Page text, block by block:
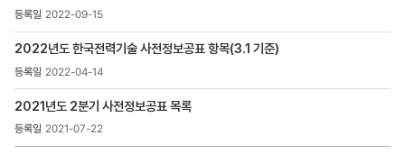
2022-09-15
2022년도 한국전력기술 사전정보공표 항목(3.1 기준)
2022-04-14
2021년도 2분기 사전정보공표 목록
2021-07-22